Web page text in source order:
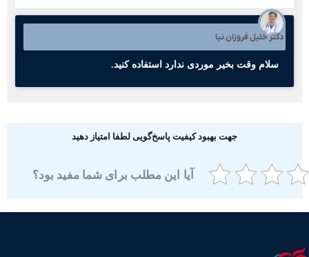
دکتر خلیل فروزان نیا
سلام وقت بخیر موردی ندارد استفاده کنید.
جهت بهبود کیفیت پاسخ‌گویی لطفا امتیاز دهید
آیا این مطلب برای شما مفید بود؟